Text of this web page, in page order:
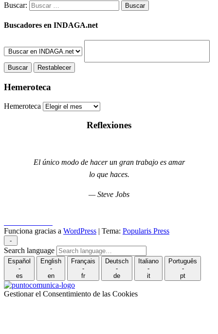
Buscar:
Buscadores en INDAGA.net
Hemeroteca
Hemeroteca
Reflexiones
El único modo de hacer un gran trabajo es amar
lo que haces.
— Steve Jobs
Funciona gracias a WordPress | Tema: Popularis Press
-
Search language
Español
-
es
English
-
en
Français
-
fr
Deutsch
-
de
Italiano
-
it
Português
-
pt
Gestionar el Consentimiento de las Cookies